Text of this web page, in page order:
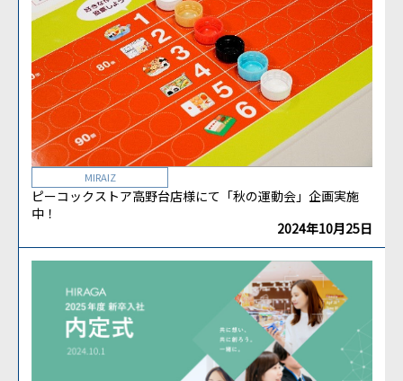
MIRAIZ
ピーコックストア高野台店様にて「秋の運動会」企画実施
中！
2024年10月25日